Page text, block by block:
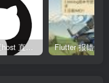
GitHub 配置host 直接裸连